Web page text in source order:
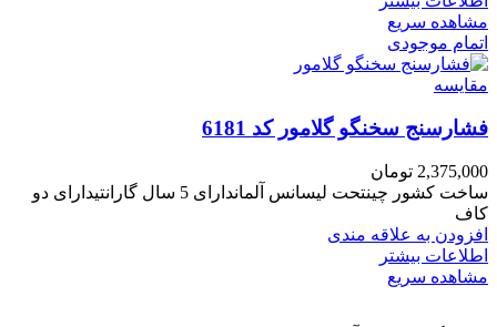
مشاهده سریع
اتمام موجودی
مقایسه
فشارسنج سخنگو گلامور کد 6181
2,375,000 تومان
ساخت کشور چینتحت لیسانس آلماندارای 5 سال گارانتیدارای دو
کاف
افزودن به علاقه مندی
اطلاعات بیشتر
مشاهده سریع